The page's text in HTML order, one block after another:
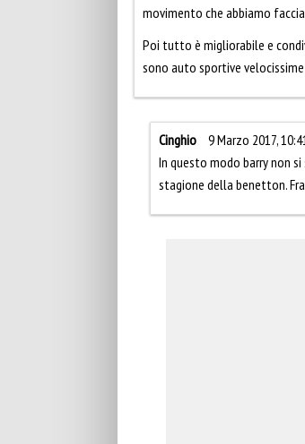
movimento che abbiamo
Poi tutto è migliorabile e
sono auto sportive
Cinghio
9 Marzo 2017,
In questo modo barry non
stagione della benetton.